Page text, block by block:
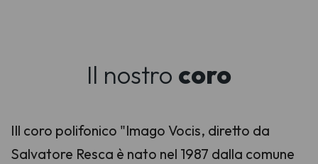
Il nostro coro
IIl coro polifonico "Imago Vocis, diretto da
Salvatore Resca è nato nel 1987 dalla comune